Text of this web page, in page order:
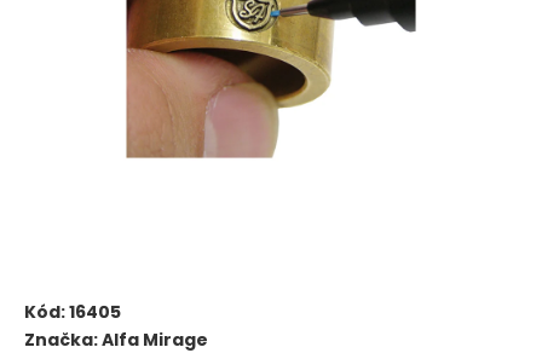
Kód:16405
Značka:Alfa Mirage